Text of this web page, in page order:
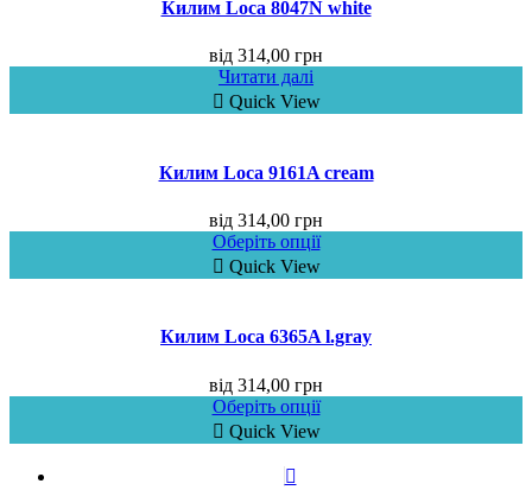
Килим Loca 8047N white
від 314,00 грн
Читати далі
Quick View
Килим Loca 9161A cream
від 314,00 грн
Оберіть опції
Quick View
Килим Loca 6365A l.gray
від 314,00 грн
Оберіть опції
Quick View